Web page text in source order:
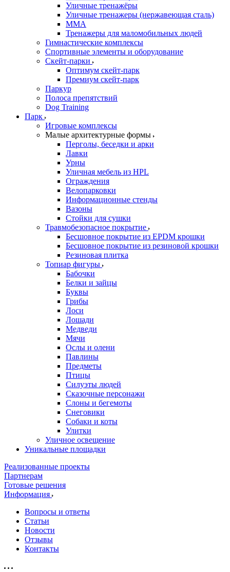
Уличные тренажёры
Уличные тренажеры (нержавеющая сталь)
ММА
Тренажеры для маломобильных людей
Гимнастические комплексы
Спортивные элементы и оборудование
Скейт-парки
Оптимум скейт-парк
Премиум скейт-парк
Паркур
Полоса препятствий
Dog Training
Парк
Игровые комплексы
Малые архитектурные формы
Перголы, беседки и арки
Лавки
Урны
Уличная мебель из HPL
Ограждения
Велопарковки
Информационные стенды
Вазоны
Стойки для сушки
Травмобезопасное покрытие
Бесшовное покрытие из EPDM крошки
Бесшовное покрытие из резиновой крошки
Резиновая плитка
Топиар фигуры
Бабочки
Белки и зайцы
Буквы
Грибы
Лоси
Лошади
Медведи
Мячи
Ослы и олени
Павлины
Предметы
Птицы
Силуэты людей
Сказочные персонажи
Слоны и бегемоты
Снеговики
Собаки и коты
Улитки
Уличное освещение
Уникальные площадки
Реализованные проекты
Партнерам
Готовые решения
Информация
Вопросы и ответы
Статьи
Новости
Отзывы
Контакты